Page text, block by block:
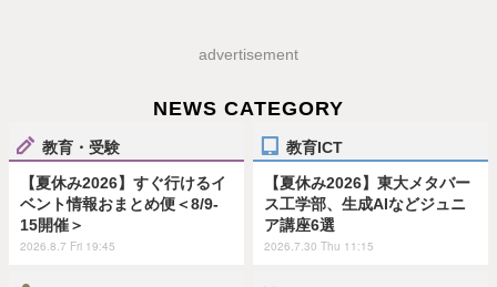
advertisement
NEWS CATEGORY
教育・受験
【夏休み2026】すぐ行けるイ
ベント情報おまとめ便＜8/9-
15開催＞
2026.8.7 Fri 19:45
教育ICT
【夏休み2026】東大メタバー
ス工学部、生成AIなどジュニ
ア講座6選
2026.7.30 Thu 11:15